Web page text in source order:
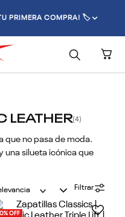
PRIMERA COMPRA! 🏷️
LEATHER 4
que no pasa de moda.
una silueta icónica que
Filtrar
OFF